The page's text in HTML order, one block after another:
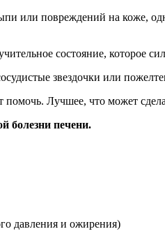
или повреждений на коже,
состояние, которое
звездочки или
Лучшее, что может
болезни печени.
давления и ожирения)